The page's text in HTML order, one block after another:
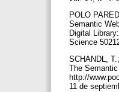
POLO
Semantic
Digital
Science
SCHANDL,
The
http://
11 de